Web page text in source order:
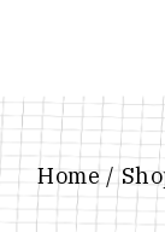
Home